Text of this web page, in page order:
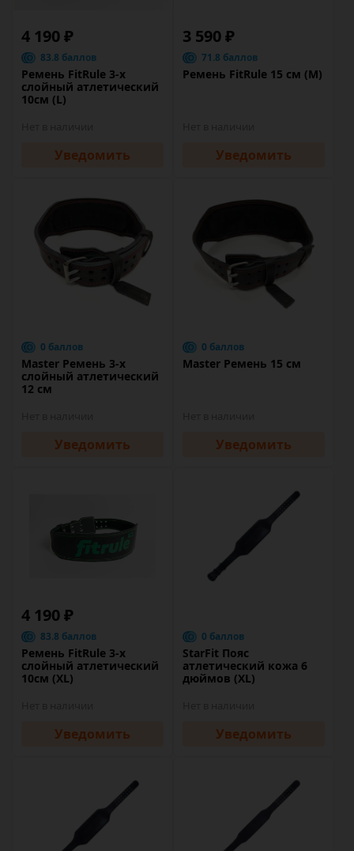
4 190 ₽
83.8 баллов
Ремень FitRule 3-х
слойный атлетический
10см (L)
Уведомить
3 590 ₽
71.8 баллов
Ремень FitRule 15 см (M)
Уведомить
0 баллов
Master Ремень 3-х
слойный атлетический
12 см
Уведомить
0 баллов
Master Ремень 15 см
Уведомить
4 190 ₽
83.8 баллов
Ремень FitRule 3-х
слойный атлетический
10см (XL)
Уведомить
0 баллов
StarFit Пояс
атлетический кожа 6
дюймов (XL)
Уведомить